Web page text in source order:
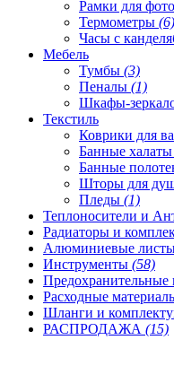
Рамки для
Термометры (6)
Часы с
Мебель
Тумбы (3)
Пеналы (1)
Шкафы-
Текстиль
Коврики для
Банные халаты
Банные
Шторы для
Пледы (1)
Теплоносители и
Радиаторы и
Алюминиевые
Инструменты (58)
Предохранительные
Расходные
Шланги и
РАСПРОДАЖА (15)